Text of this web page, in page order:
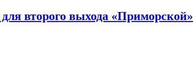
второго выхода «Приморской»